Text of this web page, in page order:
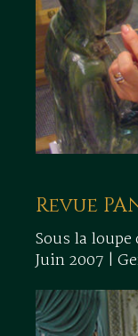
Revue
Sous la loupe
Juin 2007 |